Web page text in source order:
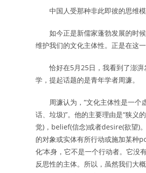
中国人受那种非此即彼的思维模
如今正是新儒家蓬勃发展的时候
维护我们的文化主体性。正是在这
恰好在5月25日，我看到了澎
学，提起话题的是青年学者周濂。
周濂认为， “文化主体性是一个
话、垃圾)”。他的主要理由是“狭义的
觉) ， belief(信念)或者desire(欲望)
的对象或实体有所行动或施加某种
化’本身，它不是一个行动者。它没
反思性的主体。所以，虽然我们大